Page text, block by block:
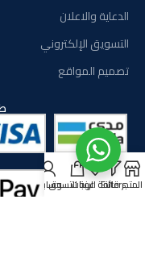
الدعاية والاعلان
التسويق الإلكتروني
تصميم المواقع
المتجرFilters
قائمة الرغباتعربة التسوقحسابي